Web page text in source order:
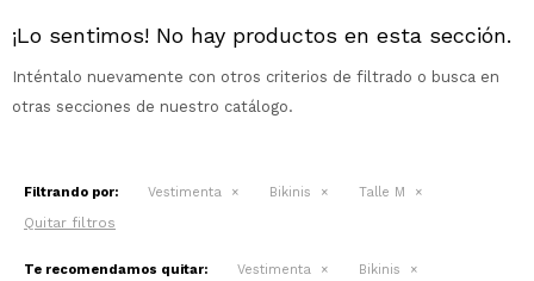
¡Lo sentimos! No hay productos en esta sección.
Inténtalo nuevamente con otros criterios de filtrado o busca en
otras secciones de nuestro catálogo.
Filtrando por: Vestimenta Bikinis Talle M
Quitar filtros
Te recomendamos quitar: Vestimenta Bikinis